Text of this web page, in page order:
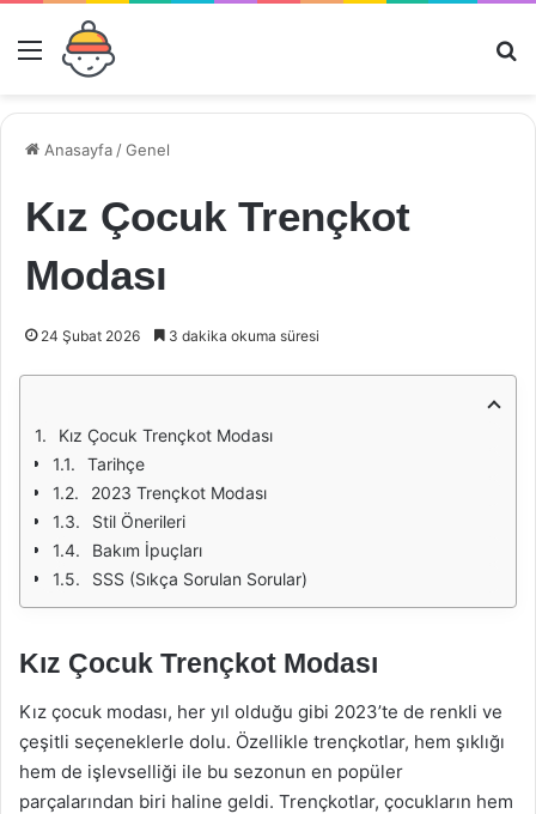
Menü
Anasayfa /Genel
Kız Çocuk Trençkot
Modası
24 Şubat 2026 3 dakika okuma süresi
Kız Çocuk Trençkot Modası
Tarihçe
2023 Trençkot Modası
Stil Önerileri
Bakım İpuçları
SSS (Sıkça Sorulan Sorular)
Kız Çocuk Trençkot Modası
Kız çocuk modası, her yıl olduğu gibi 2023’te de renkli ve
çeşitli seçeneklerle dolu. Özellikle trençkotlar, hem şıklığı
hem de işlevselliği ile bu sezonun en popüler
parçalarından biri haline geldi. Trençkotlar, çocukların hem